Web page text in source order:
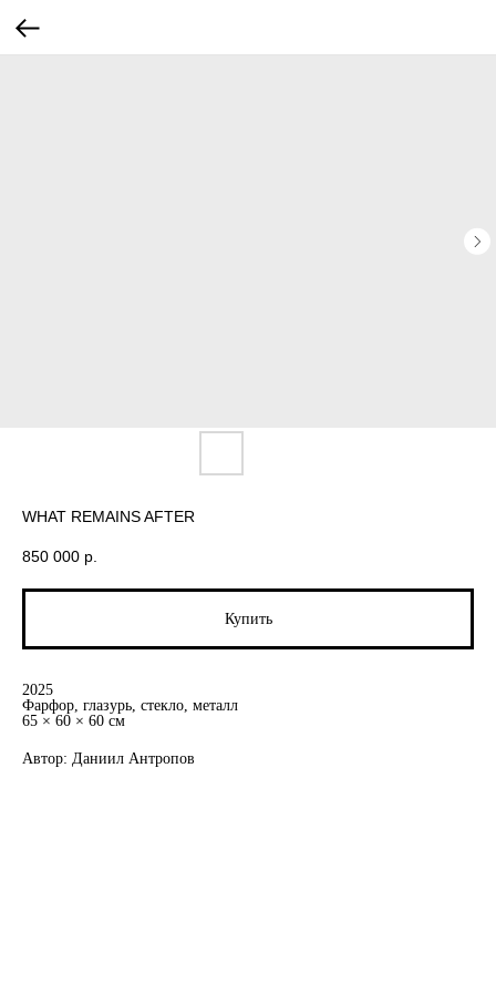
WHAT REMAINS AFTER
850 000 р.
Купить
2025
Фарфор, глазурь, стекло, металл
65 × 60 × 60 см
Автор: Даниил Антропов